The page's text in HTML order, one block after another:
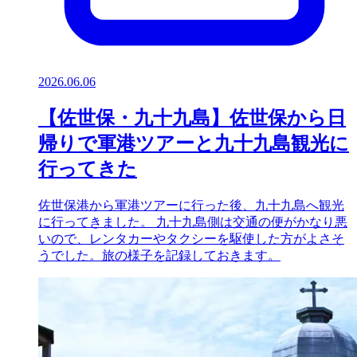
2026.06.06
【佐世保・九十九島】佐世保から日
帰りで軍港ツアーと九十九島観光に
行ってきた
佐世保港から軍港ツアーに行った後、九十九島へ観光
に行ってきました。 九十九島側は交通の便がかなり悪
いので、レンタカーやタクシーを駆使した方がよさそ
うでした。旅の様子を記録しておきます。